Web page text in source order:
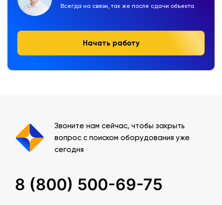
Всегда на связи, так же после сдачи объекта.
Начать работу
Звоните нам сейчас, чтобы закрыть
вопрос с поиском оборудования уже
сегодня
8 (800) 500-69-75